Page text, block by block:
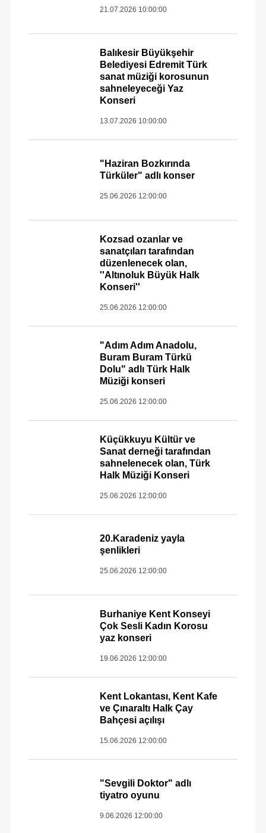
21.07.2026 10:00:00
Balıkesir Büyükşehir
Belediyesi Edremit Türk
sanat müziği korosunun
sahneleyeceği Yaz
Konseri
13.07.2026 10:00:00
"Haziran Bozkırında
Türküler" adlı konser
25.06.2026 12:00:00
Kozsad ozanlar ve
sanatçıları tarafından
düzenlenecek olan,
''Altınoluk Büyük Halk
Konseri''
25.06.2026 12:00:00
"Adım Adım Anadolu,
Buram Buram Türkü
Dolu" adlı Türk Halk
Müziği konseri
25.06.2026 12:00:00
Küçükkuyu Kültür ve
Sanat derneği tarafından
sahnelenecek olan, Türk
Halk Müziği Konseri
25.06.2026 12:00:00
20.Karadeniz yayla
şenlikleri
25.06.2026 12:00:00
Burhaniye Kent Konseyi
Çok Sesli Kadın Korosu
yaz konseri
19.06.2026 12:00:00
Kent Lokantası, Kent Kafe
ve Çınaraltı Halk Çay
Bahçesi açılışı
15.06.2026 12:00:00
"Sevgili Doktor" adlı
tiyatro oyunu
9.06.2026 12:00:00